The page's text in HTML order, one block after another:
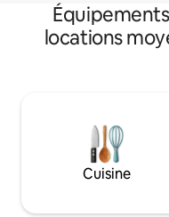
locations
Cuisine